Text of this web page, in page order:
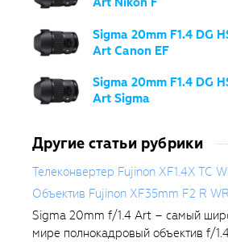
Sigma 20mm F1.4 DG
Art Canon EF
Sigma 20mm F1.4 DG
Art Sigma
Другие статьи рубрики
Телеконвертер Fujinon XF1.4X TC
Объектив Fujinon XF35mm F2 R
Sigma 20mm f/1.4 Art – самый
мире полнокадровый объектив f/